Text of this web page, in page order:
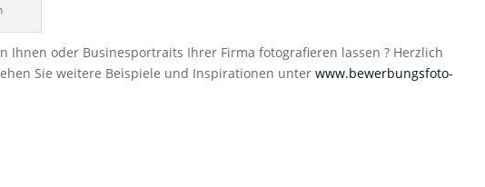
Ihnen oder Businesportraits Ihrer Firma fotografieren lassen ? Herzlich
Sie weitere Beispiele und Inspirationen unterwww.bewerbungsfoto-